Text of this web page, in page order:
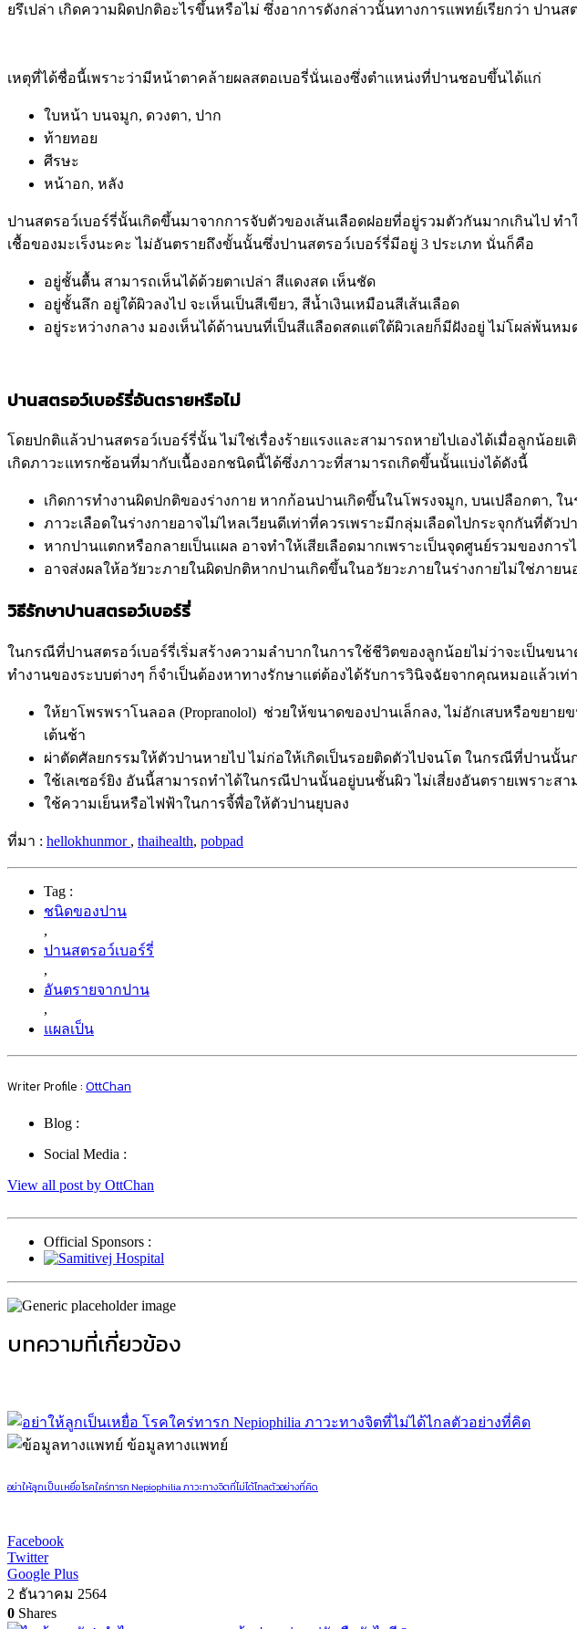
ยรึเปล่า เกิดความผิดปกติอะไรขึ้นหรือไม่ ซึ่งอาการดังกล่าวนั้นทางการแพทย์เรียกว่า ปานสตรอ
เหตุที่ได้ชื่อนี้เพราะว่ามีหน้าตาคล้ายผลสตอเบอรี่นั่นเองซึ่งตำแหน่งที่ปานชอบขึ้นได้แก่
ใบหน้า บนจมูก, ดวงตา, ปาก
ท้ายทอย
ศีรษะ
หน้าอก, หลัง
ปานสตรอว์เบอร์รี่นั้นเกิดขึ้นมาจากการจับตัวของเส้นเลือดฝอยที่อยู่รวมตัวกันมากเกินไป
เชื้อของมะเร็งนะคะ ไม่อันตรายถึงขั้นนั้นซึ่งปานสตรอว์เบอร์รี่มีอยู่ 3 ประเภท นั่นก็คือ
อยู่ชั้นตื้น สามารถเห็นได้ด้วยตาเปล่า สีแดงสด เห็นชัด
อยู่ชั้นลึก อยู่ใต้ผิวลงไป จะเห็นเป็นสีเขียว, สีน้ำเงินเหมือนสีเส้นเลือด
อยู่ระหว่างกลาง มองเห็นได้ด้านบนที่เป็นสีแลือดสดแต่ใต้ผิวเลยก็มีฝังอยู่ ไม่โผล่พ้นหม
ปานสตรอว์เบอร์รี่อันตรายหรือไม่
โดยปกติแล้วปานสตรอว์เบอร์รี่นั้น ไม่ใช่เรื่องร้ายแรงและสามารถหายไปเองได้เมื่อลูกน้อ
เกิดภาวะแทรกซ้อนที่มากับเนื้องอกชนิดนี้ได้ซึ่งภาวะที่สามารถเกิดขึ้นนั้นแบ่งได้ดังนี้
เกิดการทำงานผิดปกติของร่างกาย หากก้อนปานเกิดขึ้นในโพรงจมูก, บนเปลือกตา, ใน
ภาวะเลือดในร่างกายอาจไม่ไหลเวียนดีเท่าที่ควรเพราะมีกลุ่มเลือดไปกระจุกกันที่ตัวป
หากปานแตกหรือกลายเป็นแผล อาจทำให้เสียเลือดมากเพราะเป็นจุดศูนย์รวมของการ
อาจส่งผลให้อวัยวะภายในผิดปกติหากปานเกิดขึ้นในอวัยวะภายในร่างกายไม่ใช่ภาย
วิธีรักษาปานสตรอว์เบอร์รี่
ในกรณีที่ปานสตรอว์เบอร์รี่เริ่มสร้างความลำบากในการใช้ชีวิตของลูกน้อยไม่ว่าจะเป็นขน
ทำงานของระบบต่างๆ ก็จำเป็นต้องหาทางรักษาแต่ต้องได้รับการวินิจฉัยจากคุณหมอแล้วเ
ให้ยาโพรพราโนลอล (Propranolol) ช่วยให้ขนาดของปานเล็กลง, ไม่อักเสบหรือขย
เต้นช้า
ผ่าตัดศัลยกรรมให้ตัวปานหายไป ไม่ก่อให้เกิดเป็นรอยติดตัวไปจนโต ในกรณีที่ปานนั้น
ใช้เลเซอร์ยิง อันนี้สามารถทำได้ในกรณีปานนั้นอยู่บนชั้นผิว ไม่เสี่ยงอันตรายเพราะส
ใช้ความเย็นหรือไฟฟ้าในการจี้พื่อให้ตัวปานยุบลง
ที่มา : hellokhunmor , thaihealth, pobpad
Tag :
ชนิดของปาน
,
ปานสตรอว์เบอร์รี่
,
อันตรายจากปาน
,
แผลเป็น
Writer Profile : OttChan
Blog :
Social Media :
View all post by OttChan
Official Sponsors :
บทความที่เกี่ยวข้อง
ข้อมูลทางแพทย์
อย่าให้ลูกเป็นเหยื่อ โรคใคร่ทารก Nepiophilia ภาวะทางจิตที่ไม่ได้ไกลตัวอย่างที่คิด
Facebook
Twitter
Google Plus
2 ธันวาคม 2564
0 Shares